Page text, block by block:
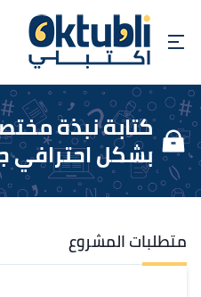
كتابة نبذة
بشكل احترافي
متطلبات المشروع